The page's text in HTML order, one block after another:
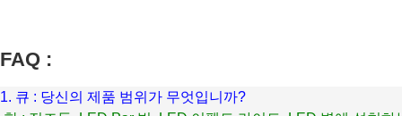
FAQ :
1. 큐 : 당신의 제품 범위가 무엇입니까?